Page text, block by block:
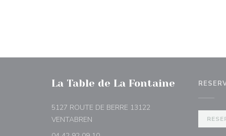
La Table de La Fontaine
5127 ROUTE DE BERRE 13122
VENTABREN